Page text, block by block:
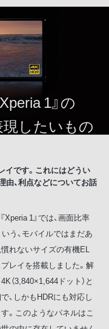
1』の
現したいもの
イです。これにはどうい
、利点などについてお話
『Xperia 1』では、画面比率
いう、モバイルではまだあ
れないサイズの有機EL
レイを搭載しました。解
（3,840×1,644ドット）と
、しかもHDRにも対応し
。このようなパネルはこ